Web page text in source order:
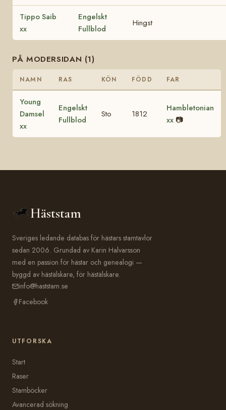
Tippo Saib
xx
Engelskt
Fullblod
Hingst
PÅ MODERSIDAN (1)
NAMN RAS KÖN FÖDD FAR
Young
Damsel
xx
Engelskt
Fullblod
Sto 1812
Hambletonian
xx 📷
Häststam
Sveriges ledande databas för hästars stamtavlor
sedan 2006. Grundad av Karin Halvarsson
med en passion för hästar och genealogi —
byggd av hästälskare, för hästälskare.
info@haststam.se
Facebook
UTFORSKA
Start
Raser
Stamböcker
Avancerad sökning